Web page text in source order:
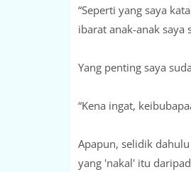
“Seperti yang saya
ibarat anak-anak
Yang penting saya
“Kena ingat,
Apapun, selidik
yang 'nakal' itu